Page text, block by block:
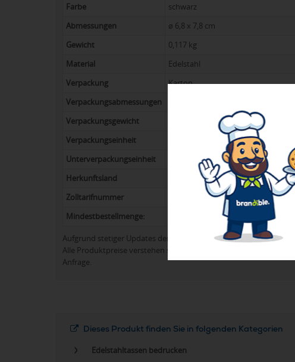
Farbe
schwarz
Abmessungen
ø 6,8 x 7,8 cm
Gewicht
0,117 kg
Material
Edelstahl
Verpackung
Karton
Verpackungsabmessungen
Verpackungsgewicht
Verpackungseinheit
Unterverpackungseinheit
Herkunftsland
Zolltarifnummer
73239300900
Mindestbestellmenge:
Aufgrund stetiger Updates der Produktpalette kann es zu
Alle Produktpreise verstehen sich in der Regel ohne
Anfrage.
Dieses Produkt finden Sie in folgenden Kategorien
Edelstahltassen bedrucken